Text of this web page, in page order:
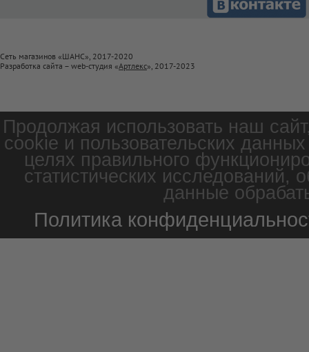
Сеть магазинов «ШАНС», 2017-2020
Разработка сайта – web-студия «Артлекс», 2017-2023
Продолжая использовать наш
cookie и пользовательских
целях правильного
статистических
данные
Политика